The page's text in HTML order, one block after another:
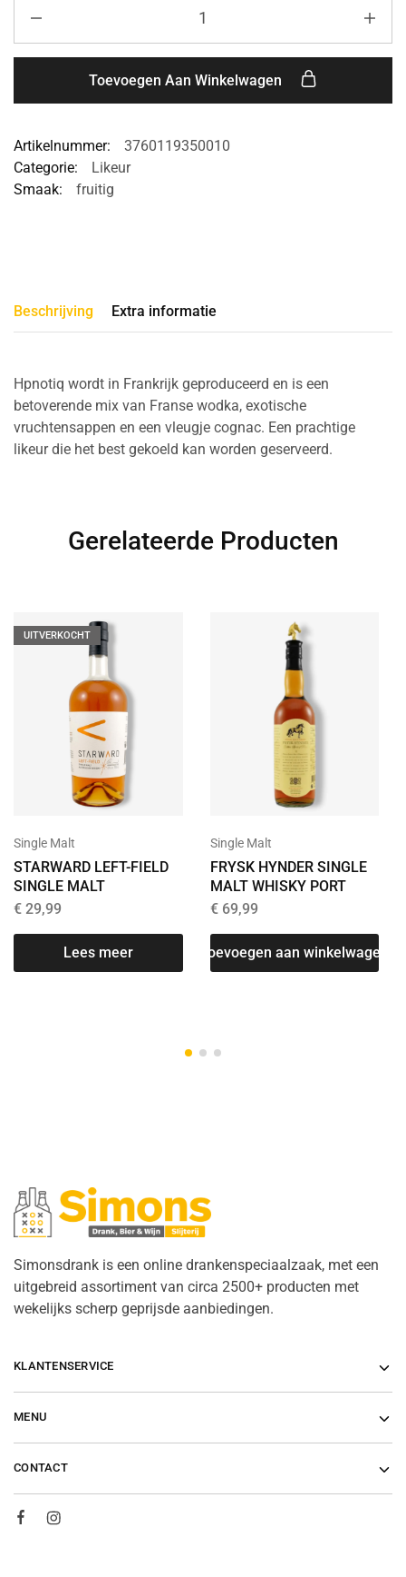
Toevoegen Aan Winkelwagen
Artikelnummer:
3760119350010
Categorie:
Likeur
Smaak:
fruitig
Beschrijving Extra informatie
Hpnotiq wordt in Frankrijk geproduceerd en is een
betoverende mix van Franse wodka, exotische
vruchtensappen en een vleugje cognac. Een prachtige
likeur die het best gekoeld kan worden geserveerd.
Gerelateerde Producten
UITVERKOCHT
Single Malt
STARWARD LEFT-FIELD
SINGLE MALT
€ 29,99
Lees meer
Single Malt
FRYSK HYNDER SINGLE
MALT WHISKY PORT
€69,99
Toevoegen aan winkelwagen
Simonsdrank is een online drankenspeciaalzaak, met een
uitgebreid assortiment van circa 2500+ producten met
wekelijks scherp geprijsde aanbiedingen.
KLANTENSERVICE
MENU
CONTACT